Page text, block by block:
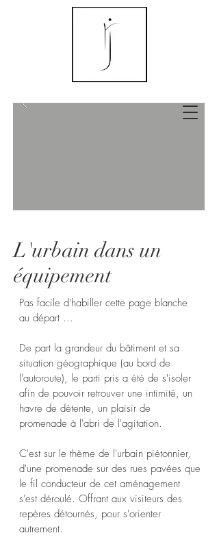
L'urbain dans un
équipement
Pas facile d'habiller cette page blanche
au départ ...
De part la grandeur du bâtiment et sa
situation géographique (au bord de
l'autoroute), le parti pris a été de s'isoler
afin de pouvoir retrouver une intimité, un
havre de détente, un plaisir de
promenade à l'abri de l'agitation.
C'est sur le thème de l'urbain piétonnier,
d'une promenade sur des rues pavées que
le fil conducteur de cet aménagement
s'est déroulé. Offrant aux visiteurs des
repères détournés, pour s'orienter
autrement.